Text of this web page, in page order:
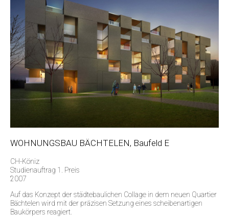
WOHNUNGSBAU BÄCHTELEN, Baufeld E
CH-Köniz
Studienauftrag 1. Preis
2007
Auf das Konzept der städtebaulichen Collage in dem neuen Quartier
Bächtelen wird mit der präzisen Setzung eines scheibenartigen
Baukörpers reagiert.